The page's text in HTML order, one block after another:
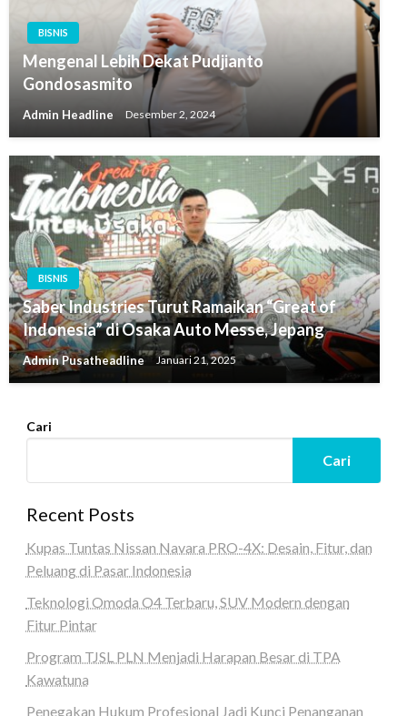
BISNIS
Mengenal Lebih Dekat Pudjianto
Gondosasmito
Admin Headline Desember 2, 2024
BISNIS
Saber Industries Turut Ramaikan “Great of
Indonesia” di Osaka Auto Messe, Jepang
Admin Pusatheadline Januari 21, 2025
Cari
Cari
Recent Posts
Kupas Tuntas Nissan Navara PRO-4X: Desain, Fitur, dan
Peluang di Pasar Indonesia
Teknologi Omoda O4 Terbaru, SUV Modern dengan
Fitur Pintar
Program TJSL PLN Menjadi Harapan Besar di TPA
Kawatuna
Penegakan Hukum Profesional Jadi Kunci Penanganan